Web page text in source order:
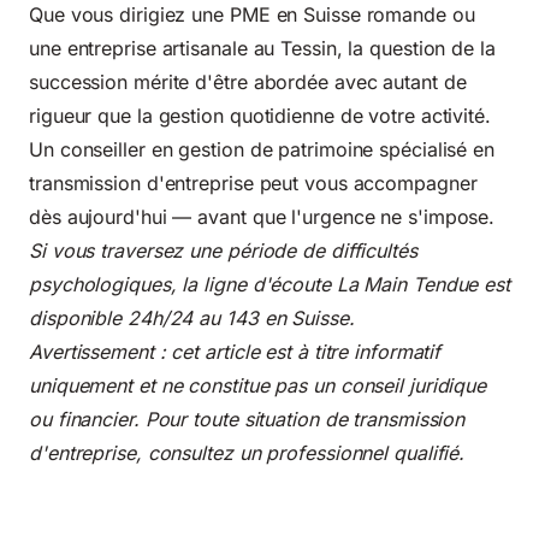
Que vous dirigiez une PME en Suisse romande ou
une entreprise artisanale au Tessin, la question de la
succession mérite d'être abordée avec autant de
rigueur que la gestion quotidienne de votre activité.
Un conseiller en gestion de patrimoine spécialisé en
transmission d'entreprise peut vous accompagner
dès aujourd'hui — avant que l'urgence ne s'impose.
Si vous traversez une période de difficultés
psychologiques, la ligne d'écoute La Main Tendue est
disponible 24h/24 au 143 en Suisse.
Avertissement : cet article est à titre informatif
uniquement et ne constitue pas un conseil juridique
ou financier. Pour toute situation de transmission
d'entreprise, consultez un professionnel qualifié.